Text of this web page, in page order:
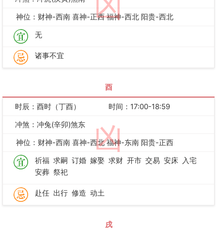
凶
神位：财神-西南 喜神-正西 福神-西北 阳贵-西北
无
诸事不宜
酉
凶
时辰：酉时（丁酉）
时间：17:00-18:59
冲煞：冲兔(辛卯)煞东
神位：财神-西南 喜神-西北 福神-东南 阳贵-正西
祈福 求嗣 订婚 嫁娶 求财 开市 交易 安床 入宅
安葬 祭祀
赴任 出行 修造 动土
戌